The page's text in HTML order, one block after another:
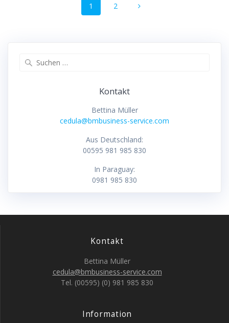
Navigation
Seite
1 Seite
2
Kontakt
Bettina Müller
cedula@bmbusiness-service.com
Aus Deutschland:
00595 981 985 830
In Paraguay:
0981 985 830
Kontakt
Bettina Müller
cedula@bmbusiness-service.com
Tel. (00595) (0) 981 985 830
Information